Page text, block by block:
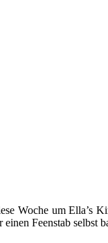
Woche um Ella’s
Feenstab selbst